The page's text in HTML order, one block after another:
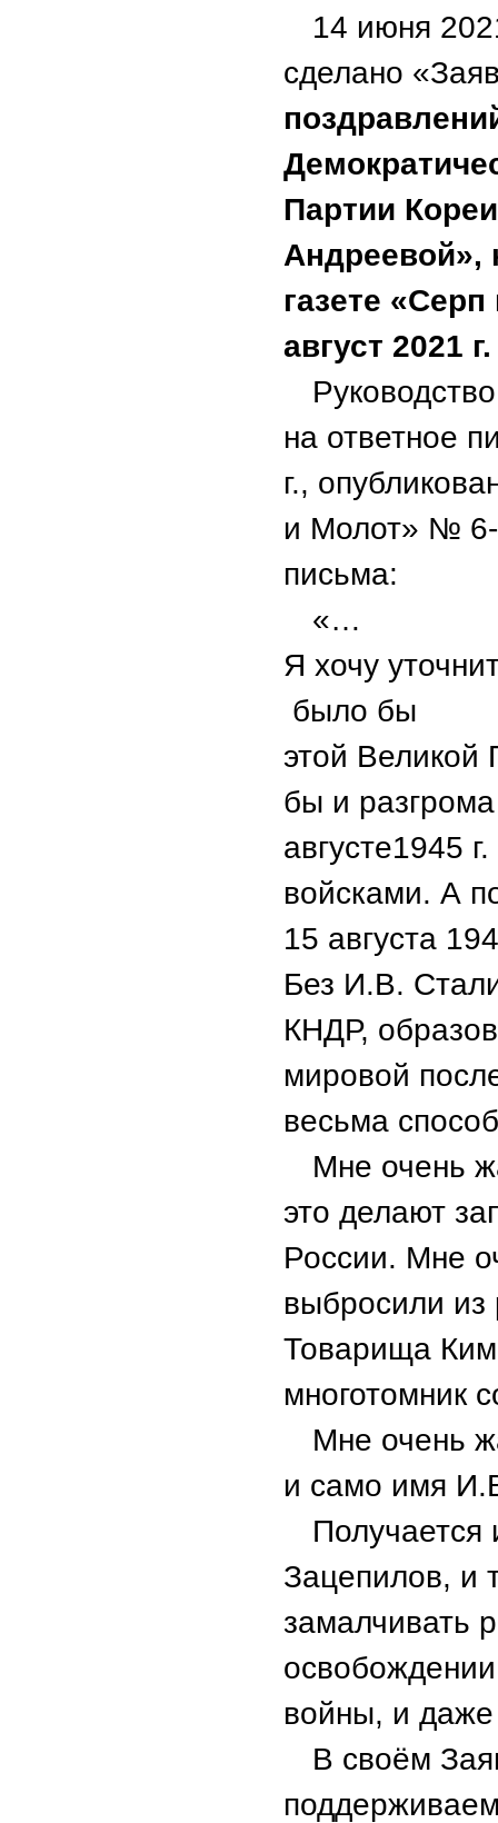
14 июня
сделано
Партии
Андреевой»,
газете
август 2021
на ответное
г.,
и Молот» № 6-
письма:
«…
Я хочу
было бы
этой
бы и
августе1945
войсками. А
15 августа
Без И.В.
КНДР,
мировой
весьма
Мне очень
это делают
России. Мне
выбросили из
Товарища
многотомник
Мне очень
и само имя
Получается
Зацепилов, и
замалчивать
войны, и
В своём